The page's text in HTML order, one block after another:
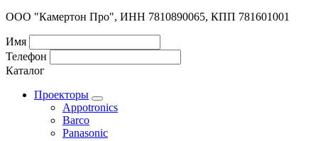
ООО "Камертон Про", ИНН 7810890065, КПП 781601001
Имя
Телефон
Каталог
Проекторы
Appotronics
Barco
Panasonic